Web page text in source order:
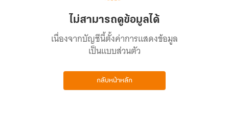
ไม่สามารถดูข้อมูลได้
เนื่องจากบัญชีนี้ตั้งค่าการแสดงข้อมูล
เป็นแบบส่วนตัว
กลับหน้าหลัก